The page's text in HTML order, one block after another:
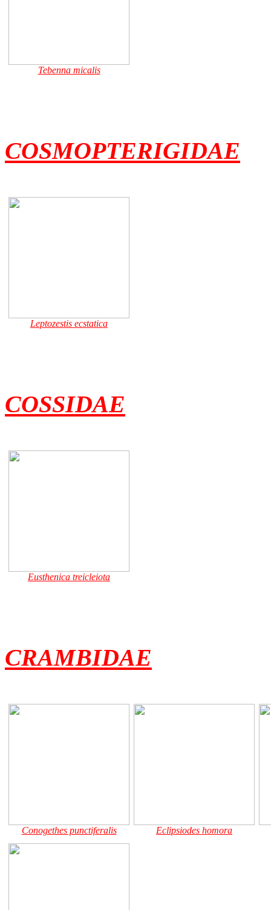
Tebenna micalis
COSMOPTERIGIDAE
Leptozestis ecstatica
COSSIDAE
Eusthenica treicleiota
CRAMBIDAE
Conogethes punctiferalis Eclipsiodes homora